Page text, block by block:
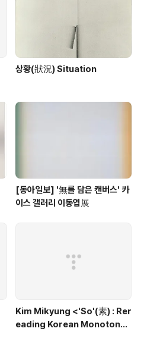
상황(狀況) Situation
[동아일보] '無를 담은 캔버스' 카
이스 갤러리 이동엽展
Kim Mikyung <'So'(素) : Rer
eading Korean Monotone